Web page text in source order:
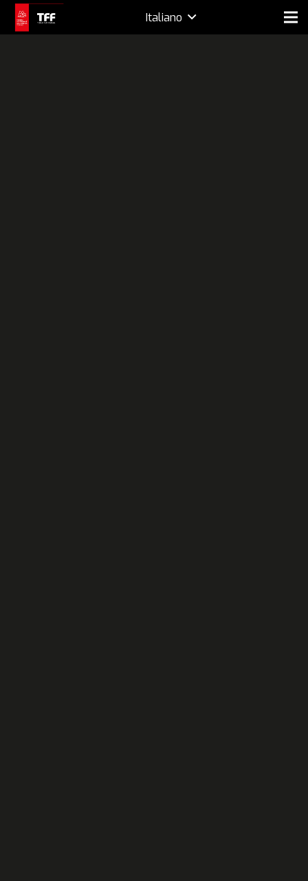
Italiano